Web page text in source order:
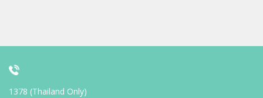
1378 (Thailand Only)